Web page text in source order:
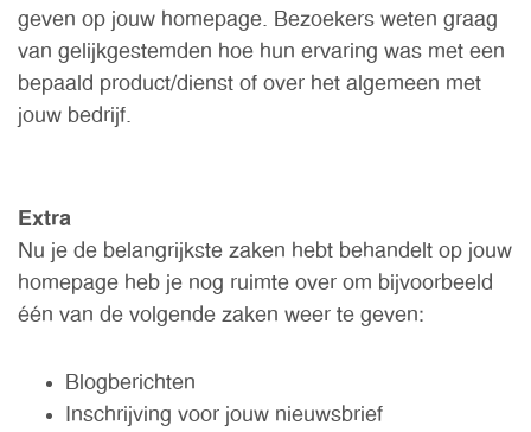
geven op jouw homepage. Bezoekers weten graag
van gelijkgestemden hoe hun ervaring was met een
bepaald product/dienst of over het algemeen met
jouw bedrijf.
Extra
Nu je de belangrijkste zaken hebt behandelt op jouw
homepage heb je nog ruimte over om bijvoorbeeld
één van de volgende zaken weer te geven:
Blogberichten
Inschrijving voor jouw nieuwsbrief